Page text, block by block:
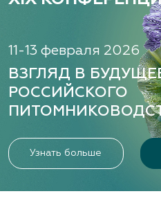
11-13 февраля 2026
ВЗГЛЯД В
РОССИЙСКОГО
Узнать больше